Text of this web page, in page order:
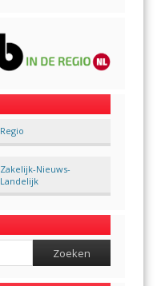
Regio
Zakelijk-Nieuws-
Landelijk